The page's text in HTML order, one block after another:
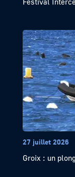
27 juillet 2026
Groix : un